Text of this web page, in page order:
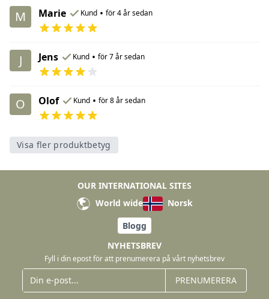
M Marie Kund • för 4 år sedan
J Jens Kund • för 7 år sedan
O Olof Kund • för 8 år sedan
Visa fler produktbetyg
OUR INTERNATIONAL SITES
World wide
Norsk
Blogg
NYHETSBREV
Fyll i din epost för att prenumerera på vårt nyhetsbrev
PRENUMERERA